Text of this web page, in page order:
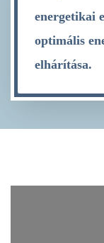
energetikai
optimális
elhárítása.